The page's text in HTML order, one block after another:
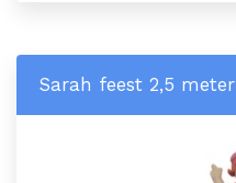
Sarah feest 2,5 meter